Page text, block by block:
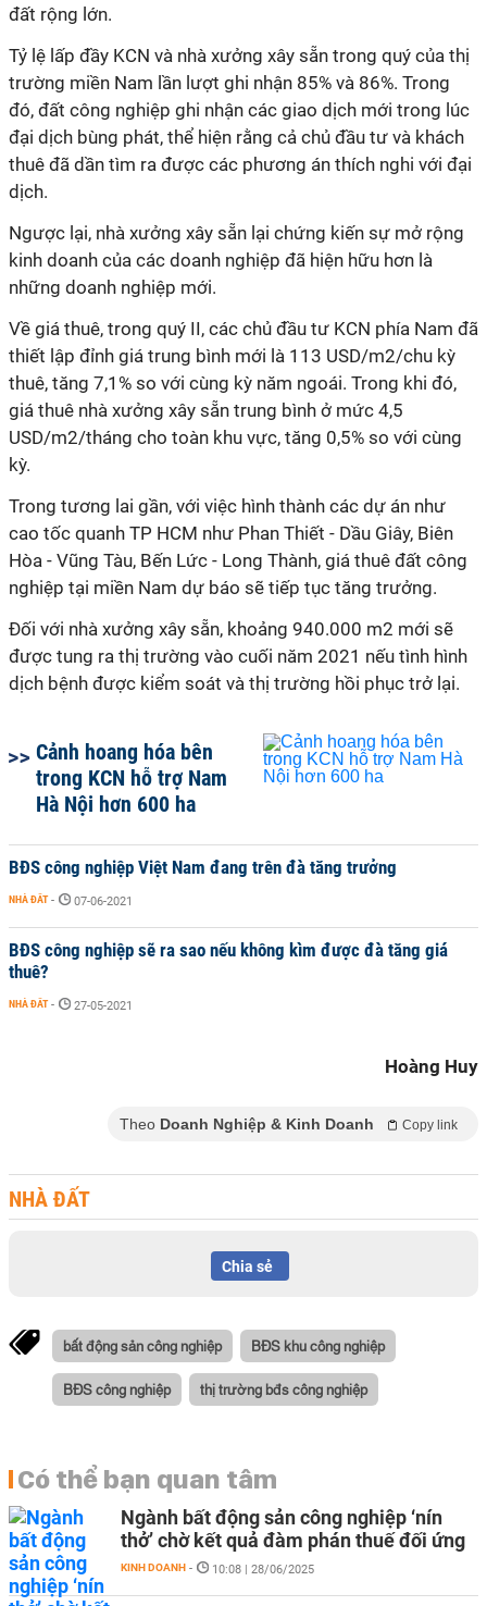
đất rộng lớn.
Tỷ lệ lấp đầy KCN và nhà xưởng xây sẵn trong quý của thị
trường miền Nam lần lượt ghi nhận 85% và 86%. Trong
đó, đất công nghiệp ghi nhận các giao dịch mới trong lúc
đại dịch bùng phát, thể hiện rằng cả chủ đầu tư và khách
thuê đã dần tìm ra được các phương án thích nghi với đại
dịch.
Ngược lại, nhà xưởng xây sẵn lại chứng kiến sự mở rộng
kinh doanh của các doanh nghiệp đã hiện hữu hơn là
những doanh nghiệp mới.
Về giá thuê, trong quý II, các chủ đầu tư KCN phía Nam đã
thiết lập đỉnh giá trung bình mới là 113 USD/m2/chu kỳ
thuê, tăng 7,1% so với cùng kỳ năm ngoái. Trong khi đó,
giá thuê nhà xưởng xây sẵn trung bình ở mức 4,5
USD/m2/tháng cho toàn khu vực, tăng 0,5% so với cùng
kỳ.
Trong tương lai gần, với việc hình thành các dự án như
cao tốc quanh TP HCM như Phan Thiết - Dầu Giây, Biên
Hòa - Vũng Tàu, Bến Lức - Long Thành, giá thuê đất công
nghiệp tại miền Nam dự báo sẽ tiếp tục tăng trưởng.
Đối với nhà xưởng xây sẵn, khoảng 940.000 m2 mới sẽ
được tung ra thị trường vào cuối năm 2021 nếu tình hình
dịch bệnh được kiểm soát và thị trường hồi phục trở lại.
Cảnh hoang hóa bên
trong KCN hỗ trợ Nam
Hà Nội hơn 600 ha
BĐS công nghiệp Việt Nam đang trên đà tăng trưởng
NHÀ ĐẤT - 07-06-2021
BĐS công nghiệp sẽ ra sao nếu không kìm được đà tăng giá
thuê?
NHÀ ĐẤT - 27-05-2021
Hoàng Huy
Theo Doanh Nghiệp & Kinh Doanh Copy link
NHÀ ĐẤT
Chia sẻ
bất động sản công nghiệp BĐS khu công nghiệp
BĐS công nghiệp thị trường bđs công nghiệp
Có thể bạn quan tâm
Ngành bất động sản công nghiệp ‘nín
thở’ chờ kết quả đàm phán thuế đối ứng
KINH DOANH - 10:08 | 28/06/2025